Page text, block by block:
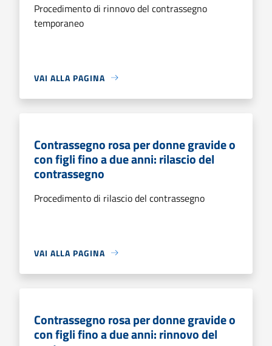
Procedimento di rinnovo del contrassegno
temporaneo
VAI ALLA PAGINA
Contrassegno rosa per donne gravide o
con figli fino a due anni: rilascio del
contrassegno
Procedimento di rilascio del contrassegno
VAI ALLA PAGINA
Contrassegno rosa per donne gravide o
con figli fino a due anni: rinnovo del